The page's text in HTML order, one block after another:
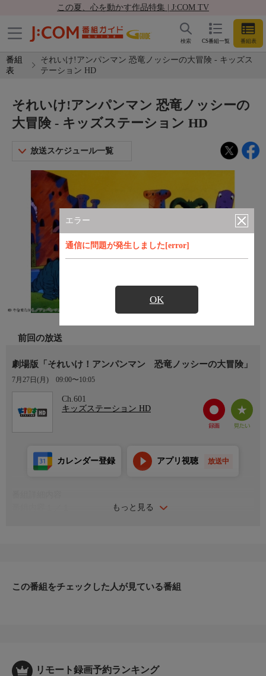
この夏、心を動かす作品特集 | J:COM TV
CS番組一覧 番組表
検索
番組
表
それいけ!アンパンマン 恐竜ノッシーの大冒険 - キッズス
テーション HD
エラー
通信に問題が発生しました[error]
OK
それいけ!アンパンマン 恐竜ノッシーの
大冒険 - キッズステーション HD
放送スケジュール一覧
前回の放送
劇場版「それいけ！アンパンマン 恐竜ノッシーの大冒険」
7月27日(月) 09:00〜10:05
Ch.601
キッズステーション HD
もっと見る
カレンダー登録 アプリ視聴 放送中
この番組をチェックした人が見ている番組
リモート録画予約ランキング